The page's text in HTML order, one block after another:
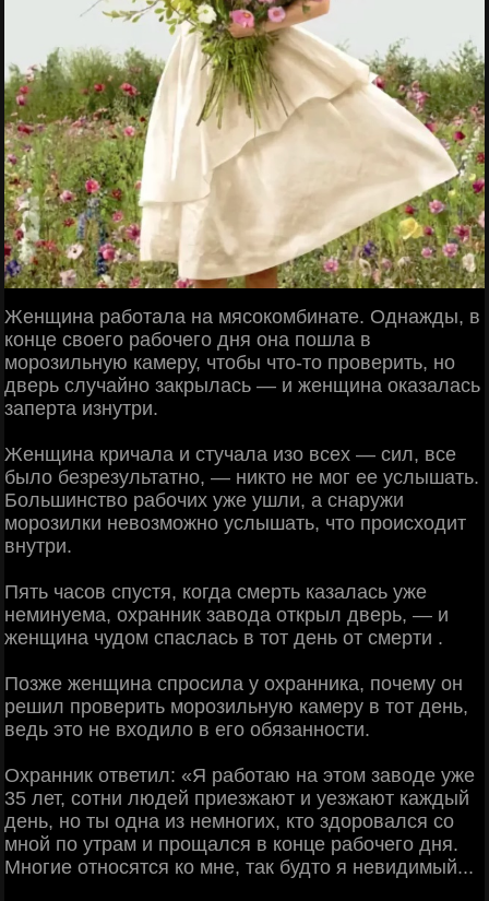
Женщина работала на мясокомбинате. Однажды, в
конце своего рабочего дня она пошла в
морозильную камеру, чтобы что-то проверить, но
дверь случайно закрылась — и женщина оказалась
заперта изнутри.
Женщина кричала и стучала изо всех — сил, все
было безрезультатно, — никто не мог ее услышать.
Большинство рабочих уже ушли, а снаружи
морозилки невозможно услышать, что происходит
внутри.
Пять часов спустя, когда смерть казалась уже
неминуема, охранник завода открыл дверь, — и
женщина чудом спаслась в тот день от смерти .
Позже женщина спросила у охранника, почему он
решил проверить морозильную камеру в тот день,
ведь это не входило в его обязанности.
Охранник ответил: «Я работаю на этом заводе уже
35 лет, сотни людей приезжают и уезжают каждый
день, но ты одна из немногих, кто здоровался со
мной по утрам и прощался в конце рабочего дня.
Многие относятся ко мне, так будто я невидимый...